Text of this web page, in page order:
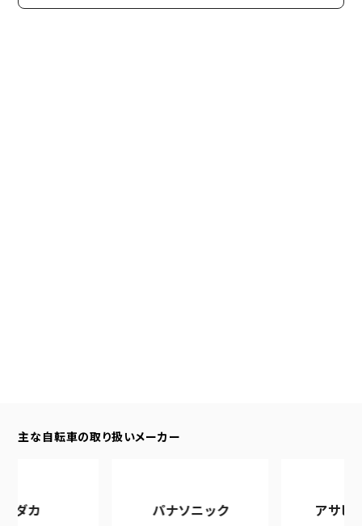
主な自転車の取り扱いメーカー
パナソニック アサヒサイクル